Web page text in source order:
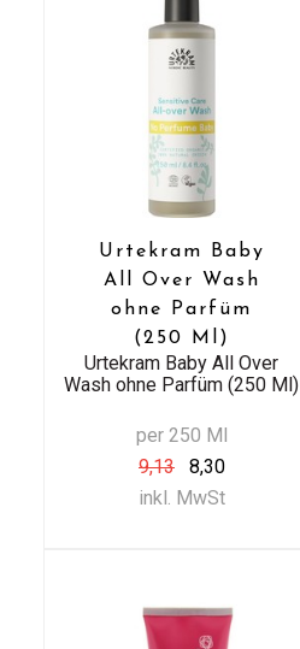
Urtekram Baby
All Over Wash
ohne Parfüm
(250 Ml)
Urtekram Baby All Over
Wash ohne Parfüm (250 Ml)
per 250 Ml
9,13
8,30
inkl. MwSt